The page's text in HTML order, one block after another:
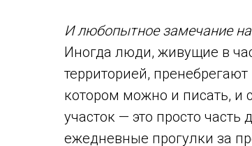
И любопытное замечание
Иногда люди, живущие в
территорией,
котором можно и писать, и
участок — это просто
ежедневные прогулки за